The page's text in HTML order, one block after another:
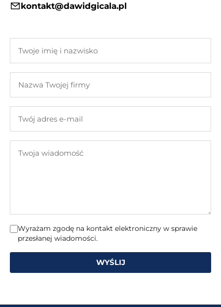
kontakt@dawidgicala.pl
nazwisko
mail
wiadomość
Wyrażam zgodę na kontakt elektroniczny w sprawie
przesłanej wiadomości.
WYŚLIJ